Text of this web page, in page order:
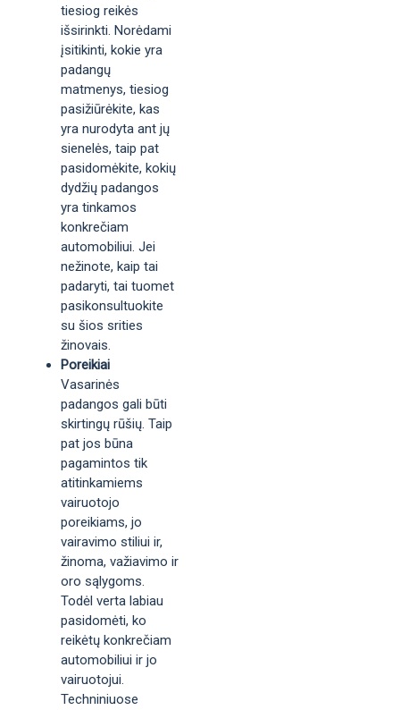
tiesiog reikės
išsirinkti. Norėdami
įsitikinti, kokie yra
padangų
matmenys, tiesiog
pasižiūrėkite, kas
yra nurodyta ant jų
sienelės, taip pat
pasidomėkite, kokių
dydžių padangos
yra tinkamos
konkrečiam
automobiliui. Jei
nežinote, kaip tai
padaryti, tai tuomet
pasikonsultuokite
su šios srities
žinovais.
Poreikiai
Vasarinės
padangos gali būti
skirtingų rūšių. Taip
pat jos būna
pagamintos tik
atitinkamiems
vairuotojo
poreikiams, jo
vairavimo stiliui ir,
žinoma, važiavimo ir
oro sąlygoms.
Todėl verta labiau
pasidomėti, ko
reikėtų konkrečiam
automobiliui ir jo
vairuotojui.
Techniniuose